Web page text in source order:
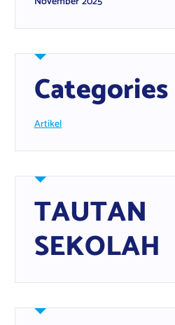
Categories
Artikel
TAUTAN
SEKOLAH